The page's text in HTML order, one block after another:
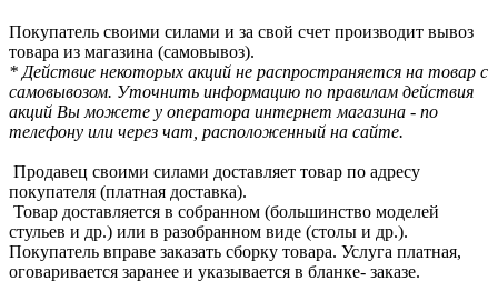
Покупатель своими силами и за свой счет производит вывоз
товара из магазина (самовывоз).
* Действие некоторых акций не распространяется на товар с
самовывозом. Уточнить информацию по правилам действия
акций Вы можете у оператора интернет магазина - по
телефону или через чат, расположенный на сайте.
Продавец своими силами доставляет товар по адресу
покупателя (платная доставка).
Товар доставляется в собранном (большинство моделей
стульев и др.) или в разобранном виде (столы и др.).
Покупатель вправе заказать сборку товара. Услуга платная,
оговаривается заранее и указывается в бланке- заказе.